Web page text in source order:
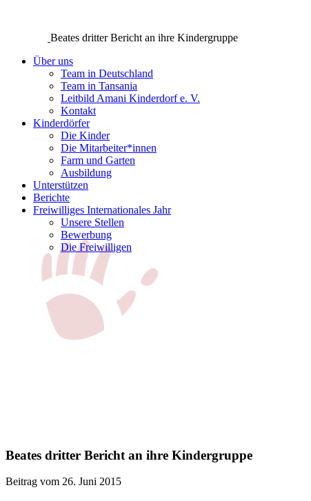
Beates dritter Bericht an ihre Kindergruppe
Über uns
Team in Deutschland
Team in Tansania
Leitbild Amani Kinderdorf e. V.
Kontakt
Kinderdörfer
Die Kinder
Die Mitarbeiter*innen
Farm und Garten
Ausbildung
Unterstützen
Berichte
Freiwilliges Internationales Jahr
Unsere Stellen
Bewerbung
Die Freiwilligen
Beates dritter Bericht an ihre Kindergruppe
Beitrag vom 26. Juni 2015